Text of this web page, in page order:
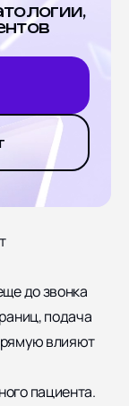
до звонка
подача
влияют
пациента.